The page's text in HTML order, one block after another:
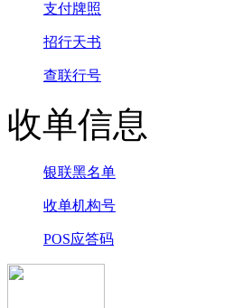
支付牌照
招行天书
查联行号
收单信息
银联黑名单
收单机构号
POS应答码